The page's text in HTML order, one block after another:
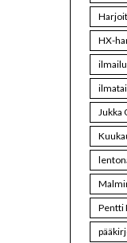
HX-
Jukka
Pentti